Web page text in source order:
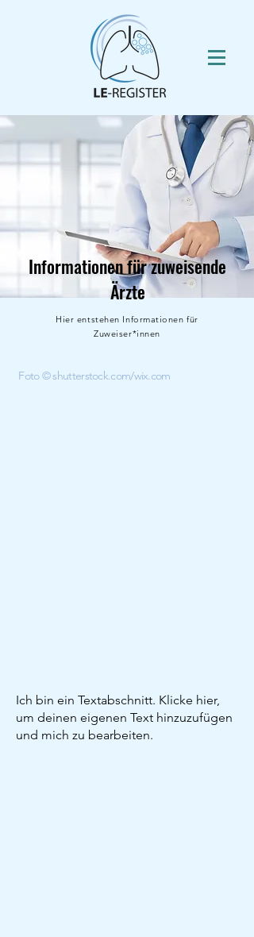
Informationen für zuweisende
Ärzte
Hier entstehen Informationen für
Zuweiser*innen
Foto ©shutterstock.com/wix.com
Ich bin ein Textabschnitt. Klicke hier,
um deinen eigenen Text hinzuzufügen
und mich zu bearbeiten.